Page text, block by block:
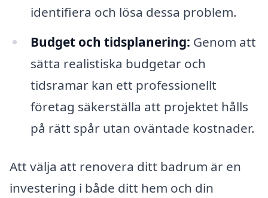
identifiera och lösa dessa problem.
Budget och tidsplanering: Genom att
sätta realistiska budgetar och
tidsramar kan ett professionellt
företag säkerställa att projektet hålls
på rätt spår utan oväntade kostnader.
Att välja att renovera ditt badrum är en
investering i både ditt hem och din